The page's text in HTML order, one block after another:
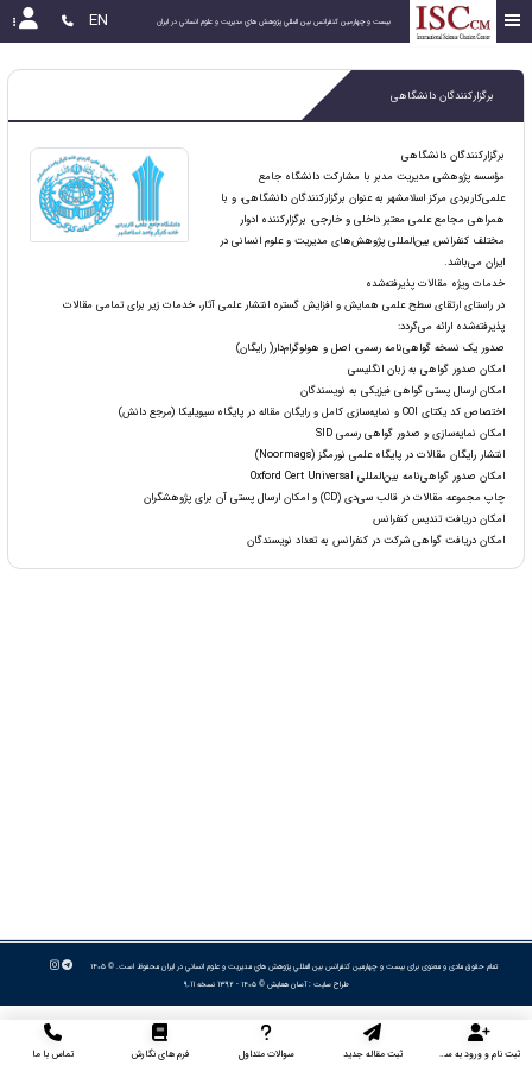
بیست و چهارمین كنفرانس بين المللي پژوهش هاي مديريت و علوم انساني در ايران EN
برگزارکنندگان دانشگاهی
برگزارکنندگان دانشگاهی
مؤسسه پژوهشی مدیریت مدبر با مشارکت دانشگاه جامع
علمی‌کاربردی مرکز اسلامشهر به عنوان برگزارکنندگان دانشگاهی، و با
همراهی مجامع علمی معتبر داخلی و خارجی، برگزارکننده ادوار
مختلف کنفرانس بین‌المللی پژوهش‌های مدیریت و علوم انسانی در
ایران می‌باشد.
خدمات ویژه مقالات پذیرفته‌شده
در راستای ارتقای سطح علمی همایش و افزایش گستره انتشار علمی آثار، خدمات زیر برای تمامی مقالات
پذیرفته‌شده ارائه می‌گردد:
صدور یک نسخه گواهی‌نامه رسمی، اصل و هولوگرام‌دار( رایگان)
امکان صدور گواهی به زبان انگلیسی
امکان ارسال پستی گواهی فیزیکی به نویسندگان
اختصاص کد یکتای COI و نمایه‌سازی کامل و رایگان مقاله در پایگاه سیویلیکا (مرجع دانش)
امکان نمایه‌سازی و صدور گواهی رسمی SID
انتشار رایگان مقالات در پایگاه علمی نورمگز (Noormags)
امکان صدور گواهی‌نامه بین‌المللی Oxford Cert Universal
چاپ مجموعه مقالات در قالب سی‌دی (CD) و امکان ارسال پستی آن برای پژوهشگران
امکان دریافت تندیس کنفرانس
امکان دریافت گواهی شرکت در کنفرانس به تعداد نویسندگان
تمام حقوق مادی و معنوی برای بیست و چهارمین كنفرانس بين المللي پژوهش هاي مديريت و علوم انساني در ايران محفوظ است. © ۱۴۰۵
طراح سایت :آسان همایش © ۱۴۰۵ - 1392 نسخه 9.11
ثبت نام و ورود به سایت ثبت مقاله جدید سوالات متداول فرم های نگارش تماس با ما